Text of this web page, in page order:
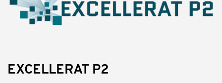
EXCELLERAT P2